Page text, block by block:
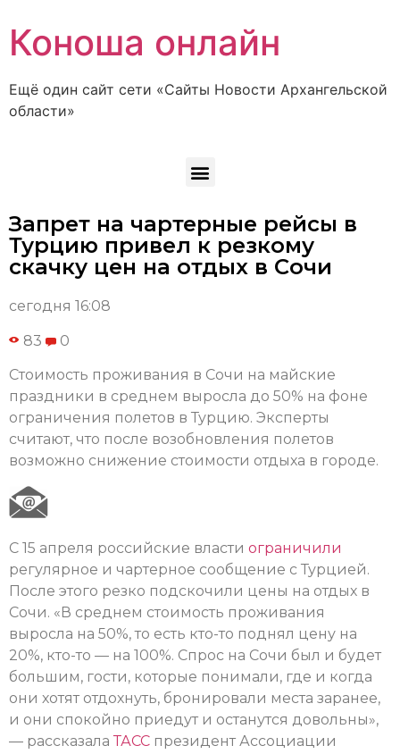
Коноша онлайн
Ещё один сайт сети «Сайты Новости Архангельской
области»
Запрет на чартерные рейсы в
Турцию привел к резкому
скачку цен на отдых в Сочи
сегодня 16:08
83 0
Стоимость проживания в Сочи на майские
праздники в среднем выросла до 50% на фоне
ограничения полетов в Турцию. Эксперты
считают, что после возобновления полетов
возможно снижение стоимости отдыха в городе.
С 15 апреля российские власти ограничили
регулярное и чартерное сообщение с Турцией.
После этого резко подскочили цены на отдых в
Сочи. «В среднем стоимость проживания
выросла на 50%, то есть кто-то поднял цену на
20%, кто-то — на 100%. Спрос на Сочи был и будет
большим, гости, которые понимали, где и когда
они хотят отдохнуть, бронировали места заранее,
и они спокойно приедут и останутся довольны»,
— рассказала ТАСС президент Ассоциации